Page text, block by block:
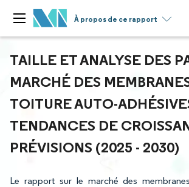
À propos de ce rapport
TAILLE ET ANALYSE DES
MARCHÉ DES
TOITURE AUTO-
TENDANCES DE
PRÉVISIONS (2025 - 2030)
Le rapport sur le marché des